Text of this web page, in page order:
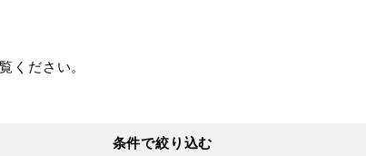
ください。
条件で絞り込む